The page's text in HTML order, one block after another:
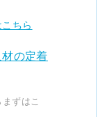
ちら
の定着
ずはこ